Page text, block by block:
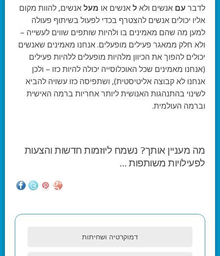
לדבר עם אנשים ולא ל אנשים או מעל אנשים, להוות מקום
אליו יכולים אנשים להצטרף בכדי לפעול בשיתוף פעולה
למען מה שהם מאמינים בו ולהיות שותפים שווים לעשייה –
ולא חלק ממאגר פעילים מופעלים. אנחנו מאמינים שאנשים
יכולים להפוך את הכיוון מלהיות מופעלים ללהיות פעילים
(אנחנו מאמינים שכל האוכלוסייה יכולה להיות כזו – ולכן
אנחנו לא קבוצה אליטיסטית), ושתפיסה כזו עשויה להביא
לשינוי בהתנהגות האנושית ליותר אחריות ברמה האישית
וברמה העולמית.
מה מעניין אותך? נשמח ליוזמות חדשות והצעות
לפעילויות משותפות …
דמוקרטיה ושחיתות